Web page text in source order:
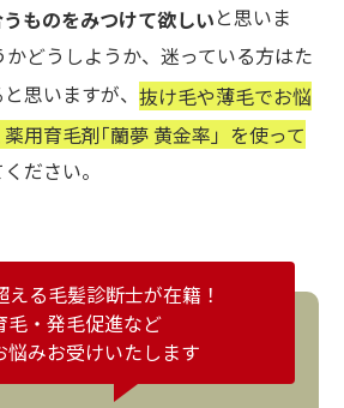
ものをみつけて欲しいと思いま
どうしようか、迷っている方はた
思いますが、 抜け毛や薄毛でお悩
用育毛剤｢蘭夢 黄金率」を使って
ださい。
える毛髪診断士が在籍！
毛・発毛促進など
悩みお受けいたします